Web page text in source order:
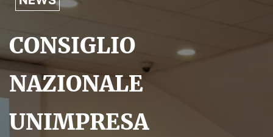
CONTATTI
CONSIGLIO
NAZIONALE
UNIMPRESA